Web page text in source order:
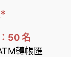
50 名
轉帳匯